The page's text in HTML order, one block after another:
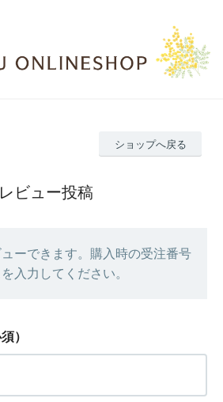
ショップへ戻る
レビュー投稿
ーできます。購入時の受注番号
入力してください。
）